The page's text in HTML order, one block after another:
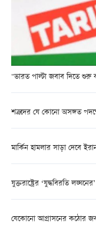
"ভারত পাল্টা জবাব দিতে শুরু
শত্রুদের যে কোনো অসঙ্গত
মার্কিন হামলার সাড়া দেবে
যুক্তরাষ্ট্রের ‘যুদ্ধবিরতি
যেকোনো আগ্রাসনের কঠোর